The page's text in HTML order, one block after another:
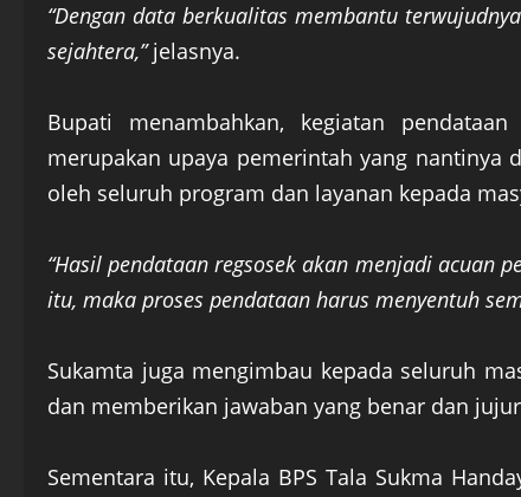
“Dengan data berkualitas membantu
sejahtera,”jelasnya.
Bupati menambahkan, kegiatan
merupakan upaya pemerintah yang nantinya
oleh seluruh program dan layanan kepada
“Hasil pendataan regsosek akan menjadi acuan
itu, maka proses pendataan harus menyentuh
Sukamta juga mengimbau kepada seluruh
dan memberikan jawaban yang benar dan
Sementara itu, Kepala BPS Tala Sukma